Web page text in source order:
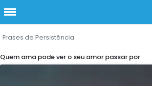
Frases de Persistência
Quem ama pode ver o seu amor passar por